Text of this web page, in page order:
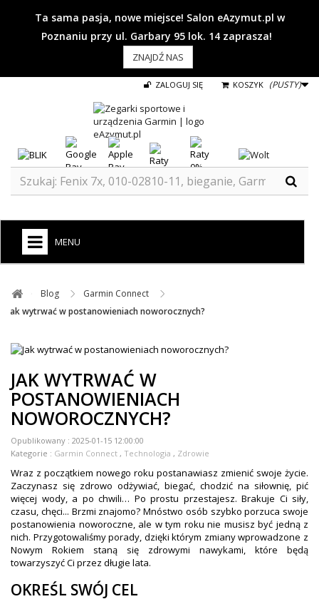
Ta sama pasja, nowe miejsce! Salon eAzymut.pl w
Poznaniu przy ul. Garbary 95 lok. 14 zaprasza!
ZNAJDŹ NAS
KOSZYK (PUSTY)
ZALOGUJ SIĘ
MENU
ZEGARKI DO BIEGANIA
ELITE
SUUNTO
POLAR
+
RAM MOUNTS
+
COROS
VOSTOK EUROPE ZEGARKI
VICTORINOX ZEGARKI
WENGER ZEGARKI
Blog ​
Garmin Connect ​
Jak wytrwać w postanowieniach noworocznych?
JAK WYTRWAĆ W
POSTANOWIENIACH
NOWOROCZNYCH?
Opublikowany : 2025-01-15 12:00:00
Kategorie : Garmin Connect , Technologia , Zdrowie
Wraz z początkiem nowego roku postanawiasz zmienić swoje życie.
Zaczynasz się zdrowo odżywiać, biegać, chodzić na siłownię, pić
więcej wody, a po chwili… Po prostu przestajesz. Brakuje Ci siły,
czasu, chęci... Brzmi znajomo? Mnóstwo osób szybko porzuca swoje
postanowienia noworoczne, ale w tym roku nie musisz być jedną z
nich. Przygotowaliśmy porady, dzięki którym zmiany wprowadzone z
Nowym Rokiem staną się zdrowymi nawykami, które będą
towarzyszyć Ci przez długie lata.
OKREŚL SWÓJ CEL